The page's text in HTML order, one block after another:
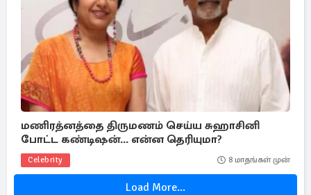
மணிரத்னத்தை திருமணம் செய்ய சுஹாசினி
போட்ட கண்டிஷன்... என்ன தெரியுமா?
Celebrity 8 மாதங்கள் முன்
Load More...